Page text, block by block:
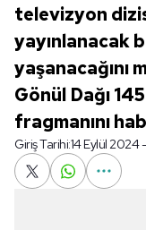
televizyon
yayınlanacak
yaşanacağını
Gönül Dağı
fragmanını
Giriş Tarihi:14 Eylül 2024